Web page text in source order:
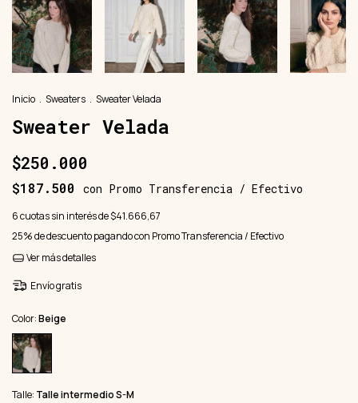
Inicio . Sweaters . Sweater Velada
Sweater Velada
$250.000
$187.500 con Promo Transferencia / Efectivo
6cuotas sin interés de$41.666,67
25% de descuentopagando con Promo Transferencia / Efectivo
Ver más detalles
Envío gratis
Color:Beige
Talle: Talle intermedio S-M